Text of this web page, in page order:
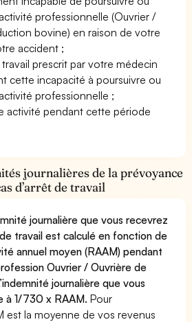
professionnelle (Ouvrier /
bovine) en raison de votre
accident ;
prescrit par votre médecin
cette incapacité à poursuivre ou
professionnelle ;
activité pendant cette période
journalières de la prévoyance
d’arrêt de travail
journalière que vous recevrez
travail est calculé en fonction de
annuel moyen (RAAM) pendant
Ouvrier / Ouvrière de
journalière que vous
à 1/730 x RAAM. Pour
est la moyenne de vos revenus